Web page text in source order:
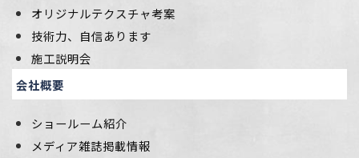
オリジナルテクスチャ考案
技術力、自信あります
施工説明会
会社概要
ショールーム紹介
メディア雑誌掲載情報